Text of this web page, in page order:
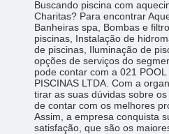
Buscando piscina com
Charitas? Para encontrar
Banheiras spa, Bombas e
piscinas, Instalação de
de piscinas, Iluminação de
opções de serviços do
pode contar com a 021 POOL
PISCINAS LTDA. Com a
tirar as suas dúvidas sobre
de contar com os melhores
Assim, a empresa conquista
satisfação, que são os